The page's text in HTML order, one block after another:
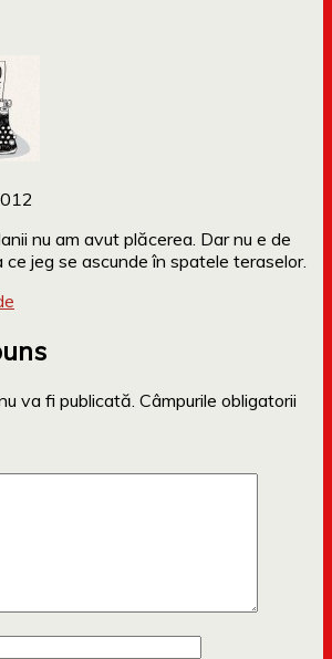
nu am avut plăcerea. Dar nu e de
ce jeg se ascunde în spatele teraselor.
va fi publicată. Câmpurile obligatorii